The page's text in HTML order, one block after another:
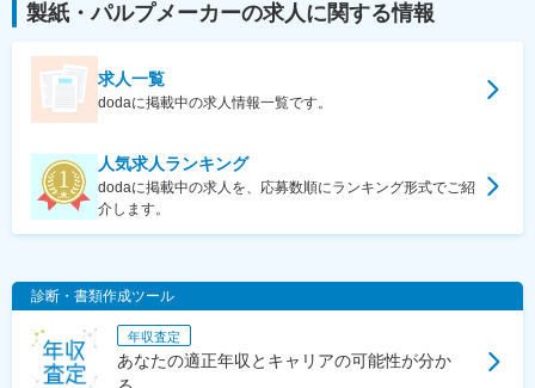
製紙・パルプメーカーの求人に関する情報
求人一覧
dodaに掲載中の求人情報一覧です。
人気求人ランキング
dodaに掲載中の求人を、応募数順にランキング形式でご紹
介します。
診断・書類作成ツール
年収査定
あなたの適正年収とキャリアの可能性が分か